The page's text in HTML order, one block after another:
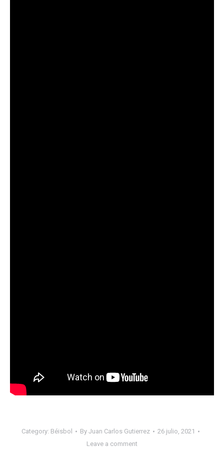
Category: Béisbol By Juan Carlos Gutierrez
26 julio, 2021
Leave a comment